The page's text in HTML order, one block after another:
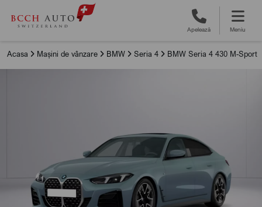
Apelează Meniu
Acasa Mașini de vânzare BMW Seria 4 BMW Seria 4 430 M-Sport